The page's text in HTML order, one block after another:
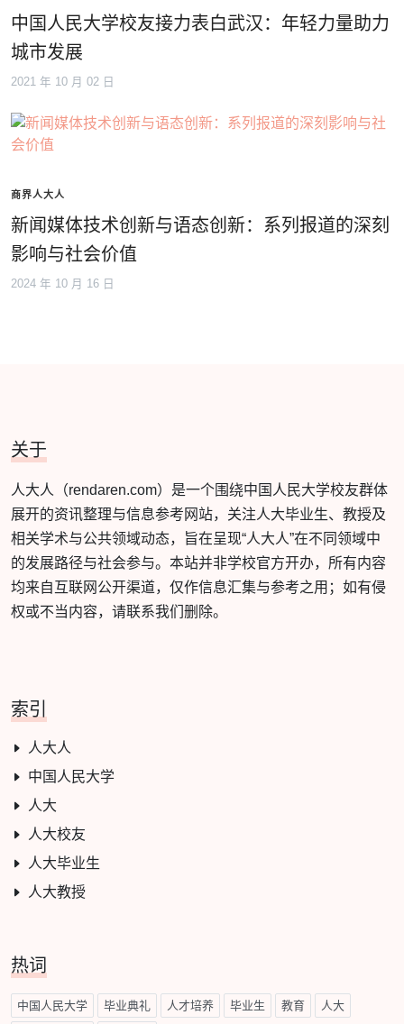
中国人民大学校友接力表白武汉：年轻力量助力
城市发展
2021 年 10 月 02 日
商界人大人
新闻媒体技术创新与语态创新：系列报道的深刻
影响与社会价值
2024 年 10 月 16 日
关于
人大人（rendaren.com）是一个围绕中国人民大学校友群体
展开的资讯整理与信息参考网站，关注人大毕业生、教授及
相关学术与公共领域动态，旨在呈现“人大人”在不同领域中
的发展路径与社会参与。本站并非学校官方开办，所有内容
均来自互联网公开渠道，仅作信息汇集与参考之用；如有侵
权或不当内容，请联系我们删除。
索引
人大人
中国人民大学
人大
人大校友
人大毕业生
人大教授
热词
中国人民大学 毕业典礼 人才培养 毕业生 教育 人大